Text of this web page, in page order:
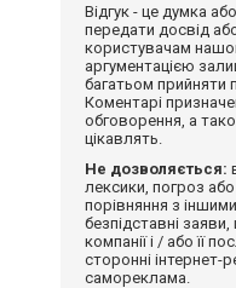
Відгук - це думка
передати досвід
користувачам
аргументацією
багатьом прийняти
Коментарі
обговорення, а
цікавлять.
Не дозволяється:
лексики, погроз
порівняння з
безпідставні
компанії і / або її
сторонні інтернет-
самореклама.